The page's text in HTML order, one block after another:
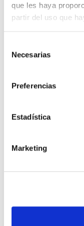
que les haya
partir del uso que
Necesarias
Preferencias
Estadística
Marketing
LATTICI